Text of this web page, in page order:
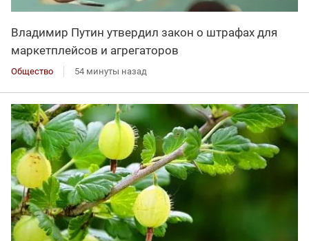
Владимир Путин утвердил закон о штрафах для
маркетплейсов и агрегаторов
Общество 54 минуты назад